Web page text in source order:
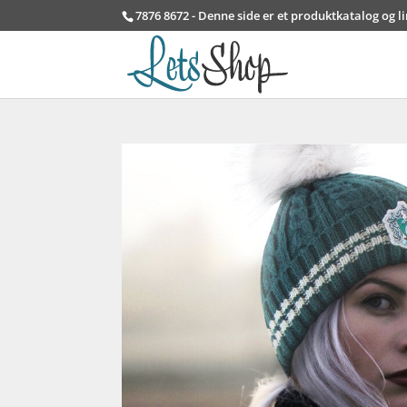
7876 8672 - Denne side er et produktkatalog